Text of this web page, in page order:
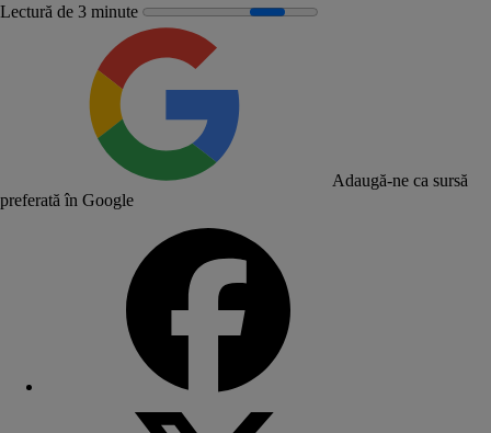
Lectură de 3 minute
Adaugă-ne ca sursă
preferată în Google